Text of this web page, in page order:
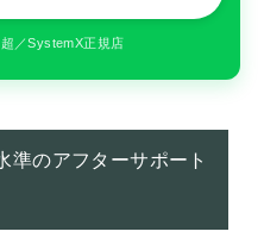
／SystemX正規店
準のアフターサポート